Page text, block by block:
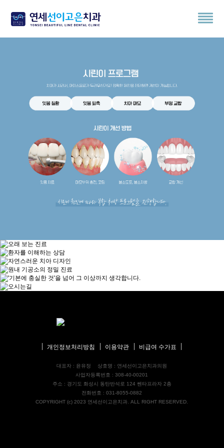
개인정보처리방침 이용약관 비급여 수가표
대표자 : 윤유정
상호명 : 연세선이고은치과의원
사업자등록번호 : 308-40-00201
주소 : 경기도 화성시 동탄반석로 124 쎈타프라자 2층
전화번호 : 031-8055-0882
COPYRIGHT (c) 2023 연세선이고은치과. ALL RIGHT RESERVED.